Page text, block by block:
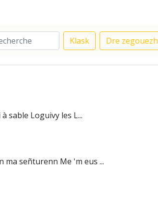
Klask Dre zegouezh
sable Loguivy les L...
ma señturenn Me 'm eus ...